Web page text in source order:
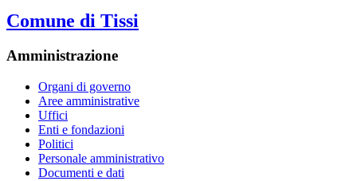
Comune di Tissi
Amministrazione
Organi di governo
Aree amministrative
Uffici
Enti e fondazioni
Politici
Personale amministrativo
Documenti e dati